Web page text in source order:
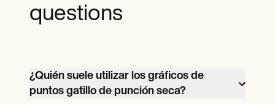
questions
¿Quién suele utilizar los gráficos de
puntos gatillo de punción seca?